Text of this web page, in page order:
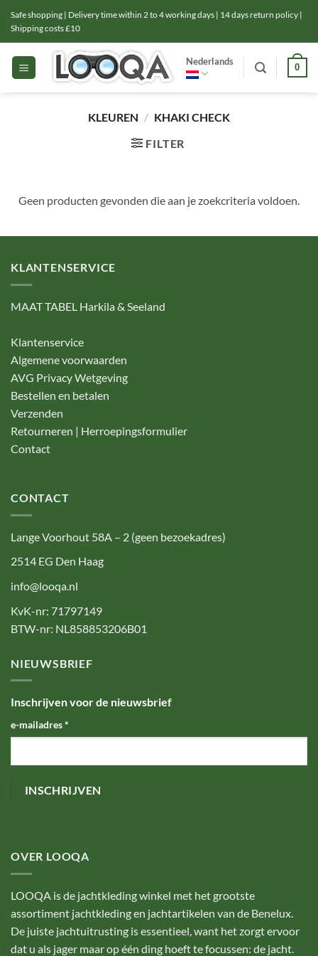
naar
inhoud
Safe shopping | Delivery time within 2 to 4 working days | 14 days return policy |
Shipping costs £10
Nederlands
0
KLEUREN / KHAKI CHECK
FILTER
Geen producten gevonden die aan je zoekcriteria voldoen.
KLANTENSERVICE
MAAT TABEL Harkila & Seeland
Klantenservice
Algemene voorwaarden
AVG Privacy Wetgeving
Bestellen en betalen
Verzenden
Retourneren | Herroepingsformulier
Contact
CONTACT
Lange Voorhout 58A – 2 (geen bezoekadres)
2514 EG Den Haag
info@looqa.nl
KvK-nr: 71797149
BTW-nr: NL858853206B01
NIEUWSBRIEF
Inschrijven voor de nieuwsbrief
e-mailadres*
OVER LOOQA
LOOQA is de jachtkleding winkel met het grootste
assortiment jachtkleding en jachtartikelen van de Benelux.
De juiste jachtuitrusting is essentieel, want het zorgt ervoor
dat u als jager maar op één ding hoeft te focussen: de jacht.